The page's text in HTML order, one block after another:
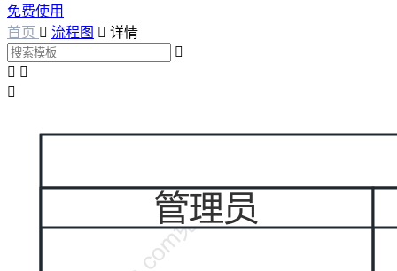
免费使用
首页  流程图  详情

 
